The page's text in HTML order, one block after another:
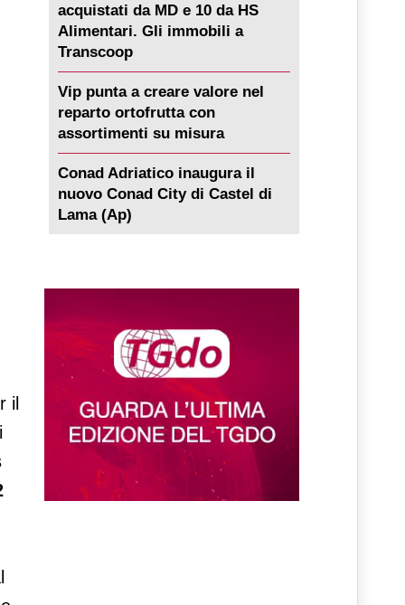
il
acquistati da MD e 10 da HS
Alimentari. Gli immobili a
Transcoop
Vip punta a creare valore nel
reparto ortofrutta con
assortimenti su misura
Conad Adriatico inaugura il
nuovo Conad City di Castel di
Lama (Ap)